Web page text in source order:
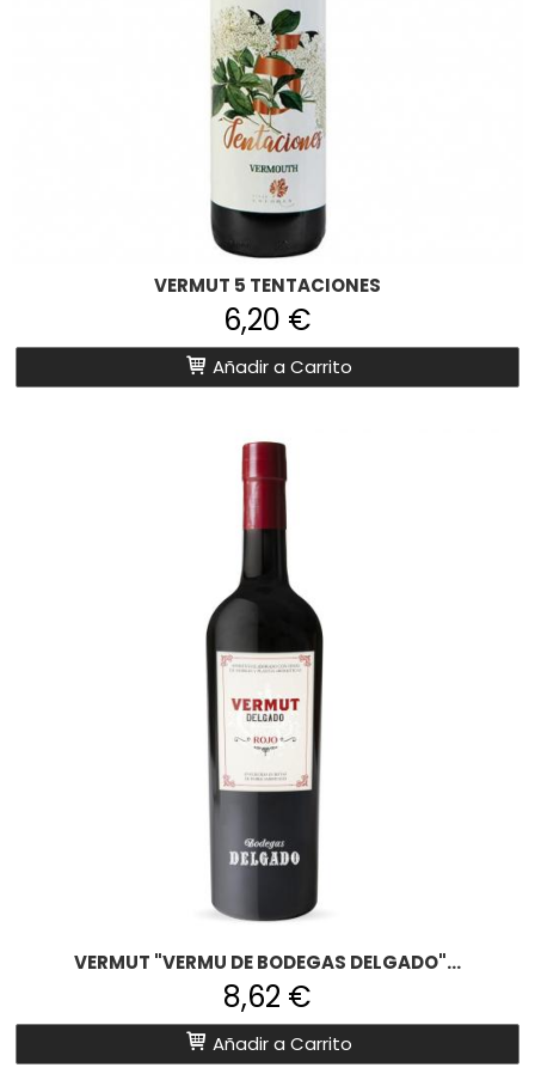
VERMUT 5 TENTACIONES
6,20 €
Añadir a Carrito
VERMUT "VERMU DE BODEGAS DELGADO"...
8,62 €
Añadir a Carrito